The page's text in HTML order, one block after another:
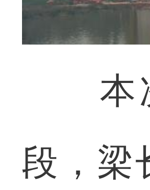
本次
段，梁